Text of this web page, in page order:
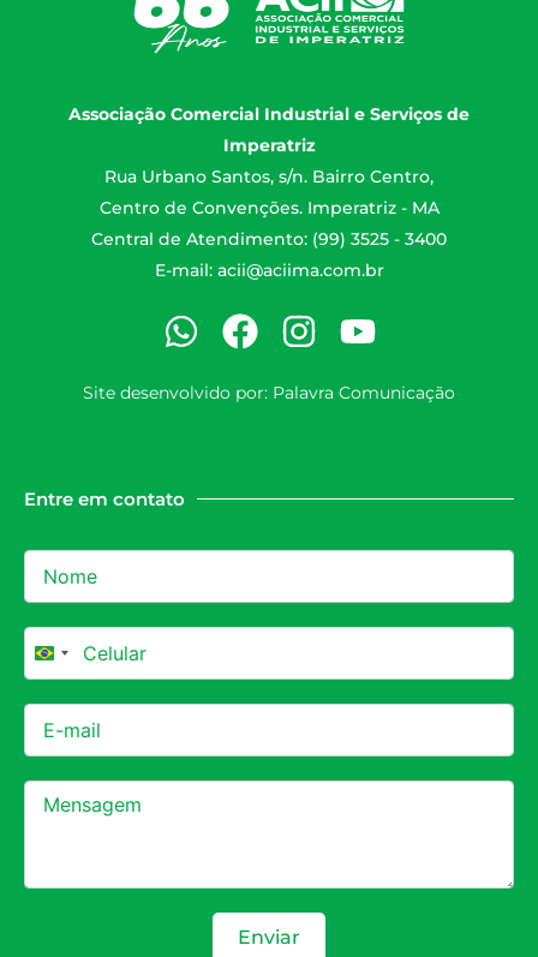
Associação Comercial Industrial e Serviços de
Imperatriz
Rua Urbano Santos, s/n. Bairro Centro,
Centro de Convenções. Imperatriz - MA
Central de Atendimento: (99) 3525 - 3400
E-mail: acii@aciima.com.br
Site desenvolvido por: Palavra Comunicação
Entre em contato
Brazil +55
Enviar